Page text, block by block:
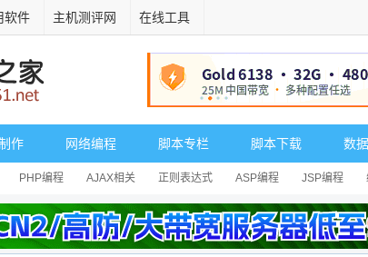
软件 主机测评网 在线工具
作 网络编程 脚本专栏 脚本下载 数
PHP编程 AJAX相关 正则表达式 ASP编程 JSP编程
其它综合 Dart